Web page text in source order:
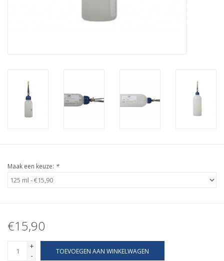
Maak een keuze: *
€15,90
+
-
TOEVOEGEN AAN WINKELWAGEN